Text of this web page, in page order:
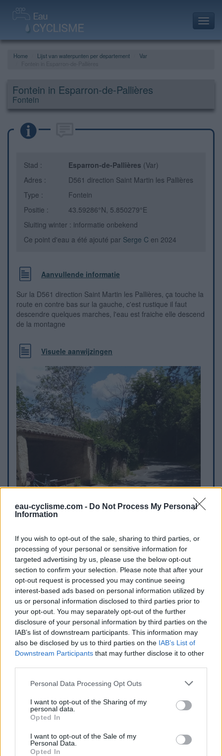
eau-cyclisme.com - Do Not Process My Personal
Information
If you wish to opt-out of the sale, sharing to third parties, or
processing of your personal or sensitive information for
targeted advertising by us, please use the below opt-out
section to confirm your selection. Please note that after your
opt-out request is processed you may continue seeing
interest-based ads based on personal information utilized by
us or personal information disclosed to third parties prior to
your opt-out. You may separately opt-out of the further
disclosure of your personal information by third parties on the
IAB’s list of downstream participants. This information may
also be disclosed by us to third parties on the IAB’s List of
Downstream Participants that may further disclose it to other
Personal Data Processing Opt Outs
I want to opt-out of the Sharing of my
personal data.
Opted In
I want to opt-out of the Sale of my
Personal Data.
Opted In
Home Lijst van waterpunten per departement
Var
Fontein in Esparron-de-Pallières
Fontein
Stad : Esparron-de-Pallières (Var)
Adres :
D561 direction Saint Martin les Pallières
Type :
Fontein
Positie :
43.59286°N, 5.850279°E
Sluiting winter : informatie onbekend
Ce point d'eau a été ajouté par Serge C en 2024
Aanvullende informatie
Sur la D561 direction Saint Martin les Pallières, ça touche la
route en contre bas sur la gauche, c'est rustique il faut
descendre quelques marches, l'eau est fraiche elle descend
de la montagne
Visuele aanwijzingen